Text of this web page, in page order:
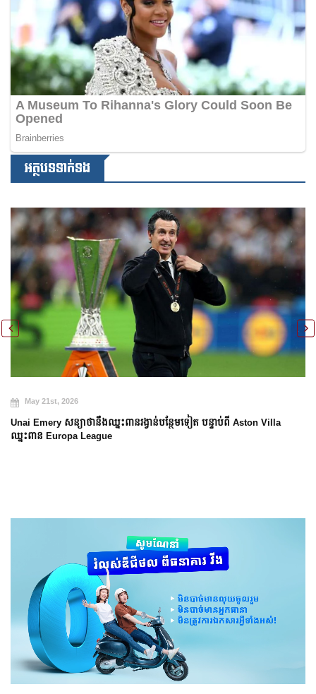
អត្ថបទទាក់ទង
May 21st, 2026
Unai Emery សន្យាថានឹងឈ្នះពានរង្វាន់បន្ថែមទៀត បន្ទាប់ពី Aston Villa
ឈ្នះពាន Europa League